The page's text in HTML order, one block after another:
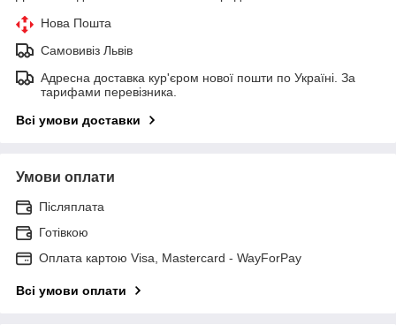
Нова Пошта
Самовивіз Львів
Адресна доставка кур'єром нової пошти по Україні. За
тарифами перевізника.
Всі умови доставки
Умови оплати
Післяплата
Готівкою
Оплата картою Visa, Mastercard - WayForPay
Всі умови оплати